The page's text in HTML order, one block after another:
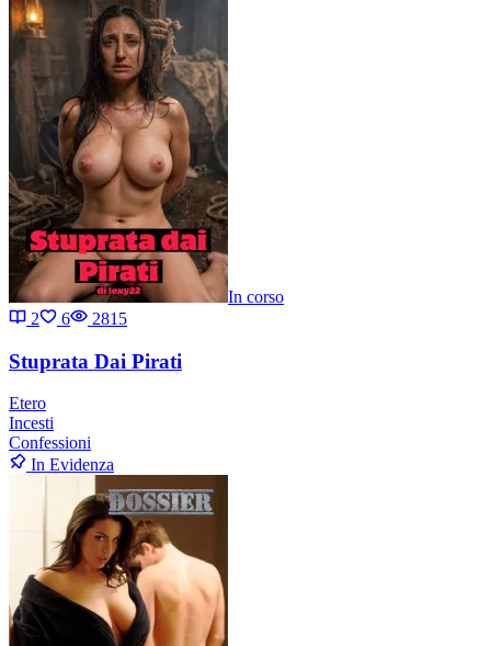
In corso
2
6 2815
Stuprata Dai Pirati
Etero
Incesti
Confessioni
In Evidenza